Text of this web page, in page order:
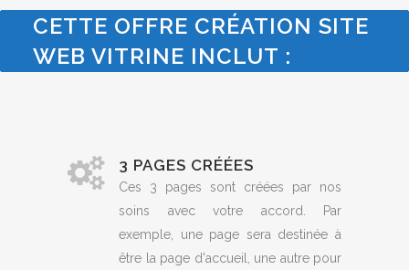
CETTE OFFRE CRÉATION SITE
WEB VITRINE INCLUT :
3 PAGES CRÉÉES
Ces 3 pages sont créées par nos
soins avec votre accord. Par
exemple, une page sera destinée à
être la page d'accueil, une autre pour